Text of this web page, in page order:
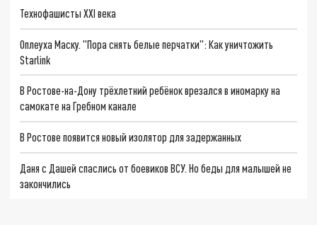
Технофашисты XXI века
Оплеуха Маску. "Пора снять белые перчатки": Как уничтожить
Starlink
В Ростове-на-Дону трёхлетний ребёнок врезался в иномарку на
самокате на Гребном канале
В Ростове появится новый изолятор для задержанных
Даня с Дашей спаслись от боевиков ВСУ. Но беды для малышей не
закончились